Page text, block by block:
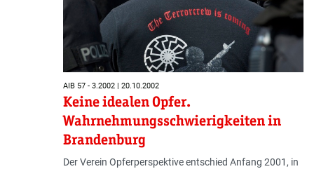
AIB 57 - 3.2002 | 20.10.2002
Keine idealen Opfer.
Wahrnehmungsschwierigkeiten in
Brandenburg
Der Verein Opferperspektive entschied Anfang 2001, in